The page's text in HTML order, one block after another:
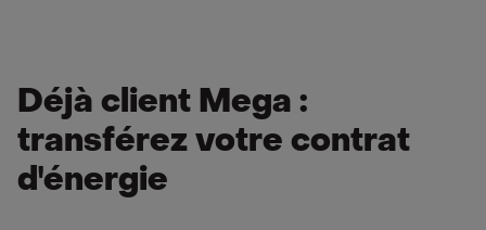
Déjà client Mega :
transférez votre contrat
d'énergie